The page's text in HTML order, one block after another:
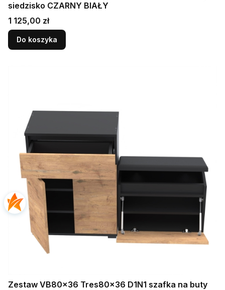
siedzisko CZARNY BIAŁY
Cena
1 125,00 zł
Do koszyka
Zestaw VB80x36 Tres80x36 D1N1 szafka na buty